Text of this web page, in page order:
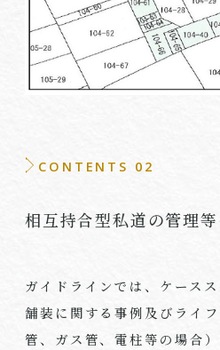
CONTENTS 02
相互持合型私道の管理
ガイドラインでは、ケース
舗装に関する事例及びライ
管、ガス管、電柱等の場合